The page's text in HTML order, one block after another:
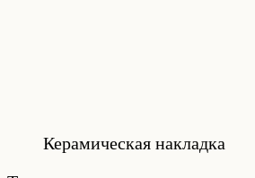
Керамическая накладка